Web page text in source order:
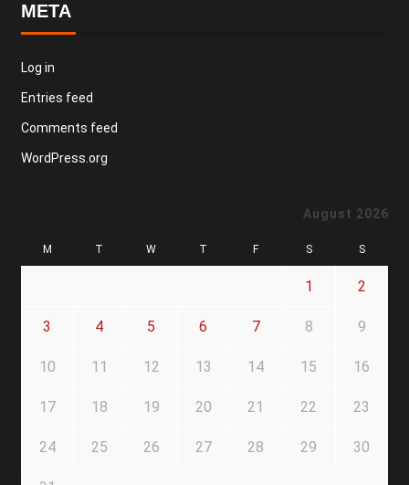
META
Log in
Entries feed
Comments feed
WordPress.org
August 2026
M T W T F S S
1 2
3 4 5 6 7 8 9
10 11 12 13 14 15 16
17 18 19 20 21 22 23
24 25 26 27 28 29 30